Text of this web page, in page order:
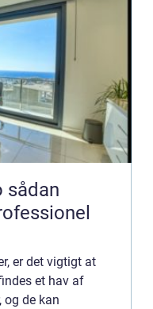
er det vigtigt at
et hav af
de kan